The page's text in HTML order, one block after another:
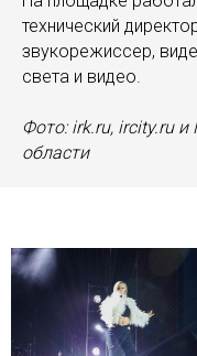
технический
звукорежиссер,
света и видео.
Фото: irk.ru, ircity.ru и
области